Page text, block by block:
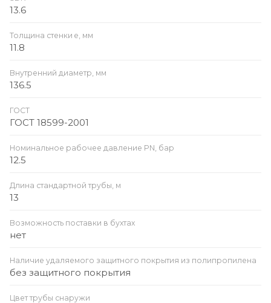
13.6
Толщина стенки e, мм
11.8
Внутренний диаметр, мм
136.5
ГОСТ
ГОСТ 18599-2001
Номинальное рабочее давление PN, бар
12.5
Длина стандартной трубы, м
13
Возможность поставки в бухтах
нет
Наличие удаляемого защитного покрытия из полипропилена
без защитного покрытия
Цвет трубы снаружи